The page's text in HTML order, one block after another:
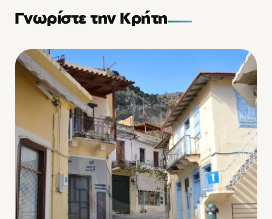
Γνωρίστε την Κρήτη